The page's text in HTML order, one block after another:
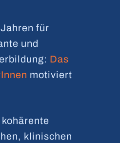
für
und
Das
motiviert
klinischen